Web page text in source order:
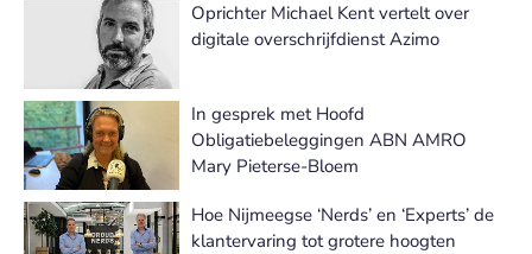
Oprichter Michael Kent vertelt over
digitale overschrijfdienst Azimo
In gesprek met Hoofd
Obligatiebeleggingen ABN AMRO
Mary Pieterse-Bloem
Hoe Nijmeegse ‘Nerds’ en ‘Experts’ de
klantervaring tot grotere hoogten